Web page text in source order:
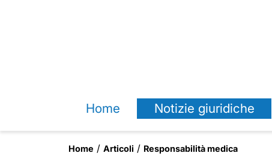
Home Notizie giuridiche
Home Articoli Responsabilità medica